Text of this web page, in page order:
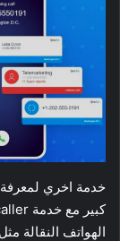
خدمة اخري
الهواتف النقالة